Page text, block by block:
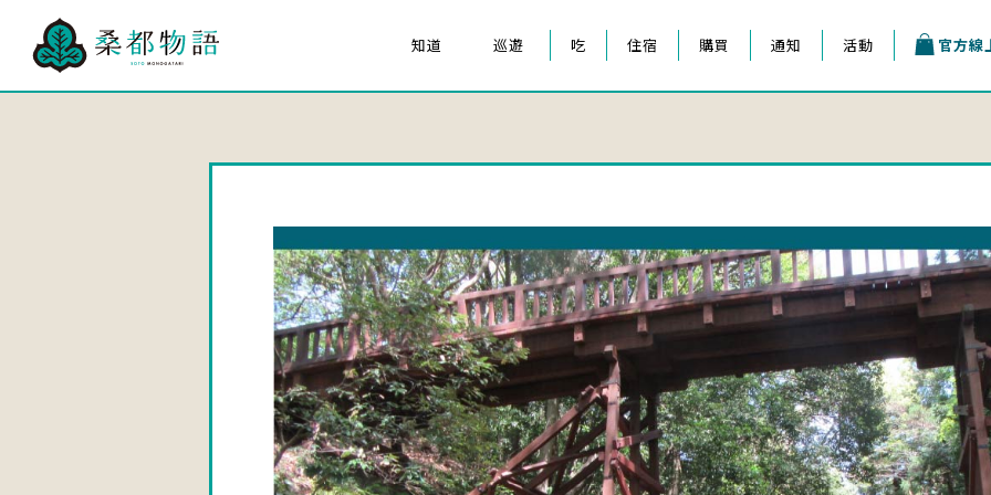
知道
關於「桑都物語」
大家的桑都物语
巡遊
八王子祭
吃 住宿 購買 通知 活動 官方線